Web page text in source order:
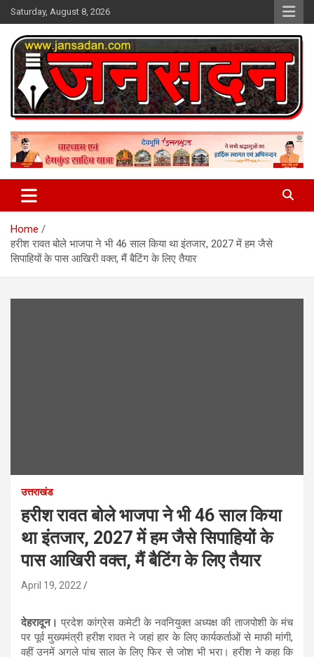
Skip
to
content
Saturday, August 8, 2026
Jan Sadan
Home
हरीश रावत बोले भाजपा ने भी 46 साल किया था इंतजार, 2027 में हम जैसे
सिपाहियों के पास आखिरी वक्त, मैं बैटिंग के लिए तैयार
उत्तराखंड
हरीश रावत बोले भाजपा ने भी 46 साल किया
था इंतजार, 2027 में हम जैसे सिपाहियों के
पास आखिरी वक्त, मैं बैटिंग के लिए तैयार
April 19, 2022
देहरादून। प्रदेश कांग्रेस कमेटी के नवनियुक्त अध्यक्ष की ताजपोशी के मंच
पर पूर्व मुख्यमंत्री हरीश रावत ने जहां हार के लिए कार्यकर्ताओं से माफी मांगी,
वहीं उनमें अगले पांच साल के लिए फिर से जोश भी भरा। हरीश ने कहा कि